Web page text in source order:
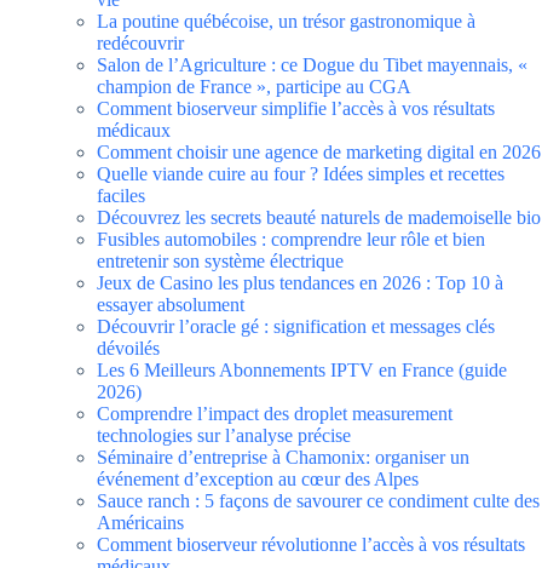
La poutine québécoise, un trésor gastronomique à
redécouvrir
Salon de l’Agriculture : ce Dogue du Tibet mayennais, «
champion de France », participe au CGA
Comment bioserveur simplifie l’accès à vos résultats
médicaux
Comment choisir une agence de marketing digital en 2026
Quelle viande cuire au four ? Idées simples et recettes
faciles
Découvrez les secrets beauté naturels de mademoiselle bio
Fusibles automobiles : comprendre leur rôle et bien
entretenir son système électrique
Jeux de Casino les plus tendances en 2026 : Top 10 à
essayer absolument
Découvrir l’oracle gé : signification et messages clés
dévoilés
Les 6 Meilleurs Abonnements IPTV en France (guide
2026)
Comprendre l’impact des droplet measurement
technologies sur l’analyse précise
Séminaire d’entreprise à Chamonix: organiser un
événement d’exception au cœur des Alpes
Sauce ranch : 5 façons de savourer ce condiment culte des
Américains
Comment bioserveur révolutionne l’accès à vos résultats